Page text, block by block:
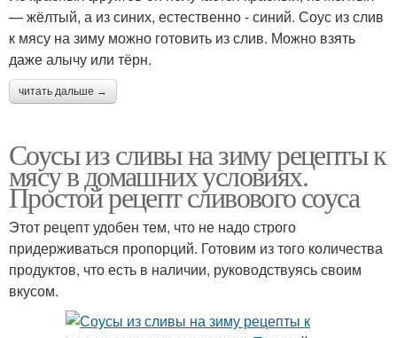
— жёлтый, а из синих, естественно - синий. Соус из слив
к мясу на зиму можно готовить из слив. Можно взять
даже алычу или тёрн.
читать дальше →
Соусы из сливы на зиму рецепты к
мясу в домашних условиях.
Простой рецепт сливового соуса
Этот рецепт удобен тем, что не надо строго
придерживаться пропорций. Готовим из того количества
продуктов, что есть в наличии, руководствуясь своим
вкусом.